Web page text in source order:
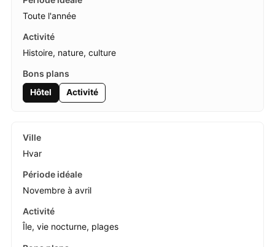
Toute l'année
Histoire, nature, culture
Hôtel Activité
Hvar
Novembre à avril
Île, vie nocturne, plages